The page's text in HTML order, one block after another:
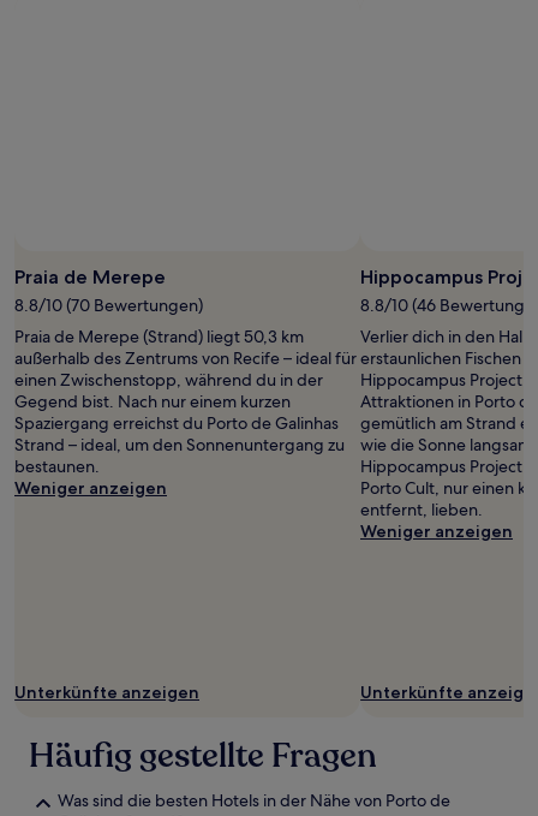
Foto
von
Leonardo
Viana
Praia de Merepe
8.8/10 (70 Bewertungen)
Praia de Merepe (Strand) liegt 50,3 km
außerhalb des Zentrums von Recife – ideal für
einen Zwischenstopp, während du in der
Gegend bist. Nach nur einem kurzen
Spaziergang erreichst du Porto de Galinhas
Strand – ideal, um den Sonnenuntergang zu
bestaunen.
Weniger anzeigen
Unterkünfte anzeigen
Hippocampus
8.8/10 (46
Verlier dich in den
erstaunlichen Fischen
Hippocampus Project,
Attraktionen in Porto
gemütlich am Strand
wie die Sonne
Hippocampus Project
Porto Cult, nur einen
entfernt, lieben.
Weniger anzeigen
Unterkünfte
Häufig gestellte Fragen
Was sind die besten Hotels in der Nähe von Porto de